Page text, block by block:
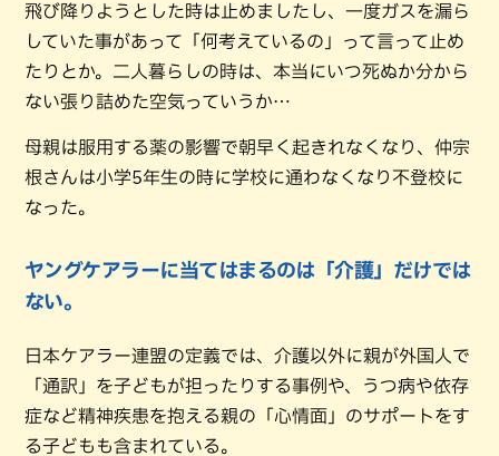
飛び降りようとした時は止めましたし、一度ガスを漏ら
していた事があって「何考えているの」って言って止め
たりとか。二人暮らしの時は、本当にいつ死ぬか分から
ない張り詰めた空気っていうか…
母親は服用する薬の影響で朝早く起きれなくなり、仲宗
根さんは小学5年生の時に学校に通わなくなり不登校に
なった。
ヤングケアラーに当てはまるのは「介護」だけでは
ない。
日本ケアラー連盟の定義では、介護以外に親が外国人で
「通訳」を子どもが担ったりする事例や、うつ病や依存
症など精神疾患を抱える親の「心情面」のサポートをす
る子どもも含まれている。